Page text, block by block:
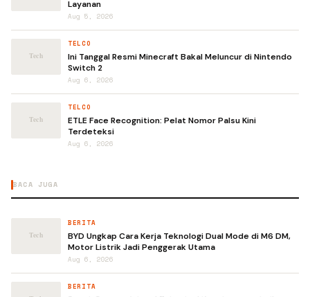
Layanan
Aug 5, 2026
TELCO
Ini Tanggal Resmi Minecraft Bakal Meluncur di Nintendo
Switch 2
Aug 6, 2026
TELCO
ETLE Face Recognition: Pelat Nomor Palsu Kini
Terdeteksi
Aug 6, 2026
BACA JUGA
BERITA
BYD Ungkap Cara Kerja Teknologi Dual Mode di M6 DM,
Motor Listrik Jadi Penggerak Utama
Aug 6, 2026
BERITA